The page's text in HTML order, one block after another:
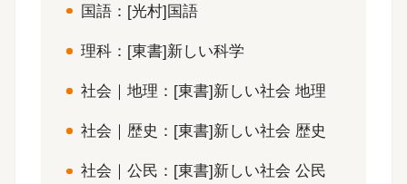
国語：[光村]国語
理科：[東書]新しい科学
社会｜地理：[東書]新しい社会 地理
社会｜歴史：[東書]新しい社会 歴史
社会｜公民：[東書]新しい社会 公民